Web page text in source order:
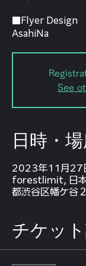
■Flyer Design
AsahiNa
See
日時・
2023年11月
forestlimit, 日
都渋谷区幡ケ谷
チケッ